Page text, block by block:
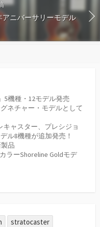
アニバーサリーモデル
5機種・12モデル発売
ネチャー・モデルとして
キャスター、プレシジョ
ル8機種が追加発売！
品
ラーShoreline Goldモデ
stratocaster